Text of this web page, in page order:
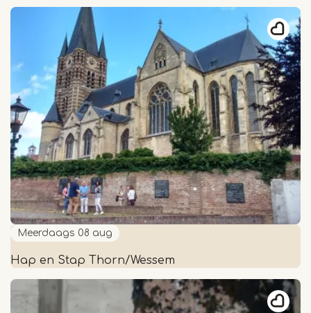
Beklim
Martinuskerk
Meerdaags 08 aug
Hap en Stap Thorn/Wessem
Hap